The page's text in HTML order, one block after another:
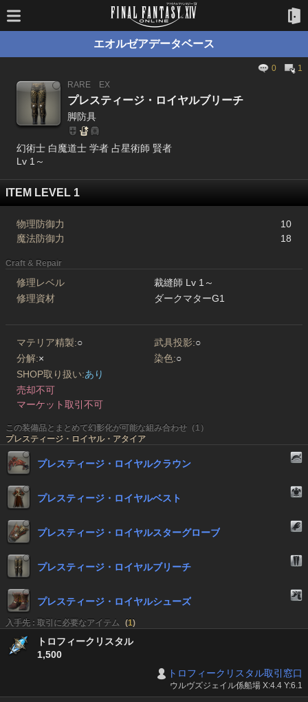
エオルゼアデータベース
0
1
RARE
EX
プレスティージ・ロイヤルブリーチ
脚防具
幻術士 白魔道士 学者 占星術師 賢者
Lv 1～
ITEM LEVEL 1
物理防御力
10
魔法防御力
18
Craft & Repair
修理レベル
裁縫師 Lv 1～
修理資材
ダークマターG1
マテリア精製:○ 武具投影:○
分解:× 染色:○
SHOP取り扱い:あり
売却不可
マーケット取引不可
この装備品とまとめて幻影化が可能な組み合わせ（1）
プレスティージ・ロイヤル・アタイア
プレスティージ・ロイヤルクラウン
プレスティージ・ロイヤルベスト
プレスティージ・ロイヤルスターグローブ
プレスティージ・ロイヤルブリーチ
プレスティージ・ロイヤルシューズ
入手先 : 取引に必要なアイテム (1)
トロフィークリスタル
1,500
トロフィークリスタル取引窓口
ウルヴズジェイル係船場 X:4.4 Y:6.1